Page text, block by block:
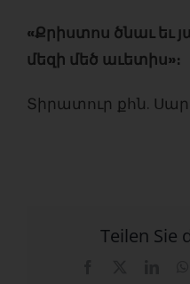
«Քրիստոս ծնաւ եւ
մեզի մեծ աւետիս»։
Տիրատուր քհն.
Teilen Sie